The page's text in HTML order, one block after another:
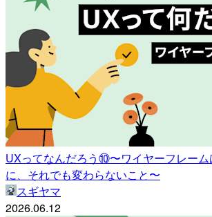
UXってなんだろう⑩〜ワイヤーフレー
に、それでも変わらないこと〜
スギヤマ
2026.06.12